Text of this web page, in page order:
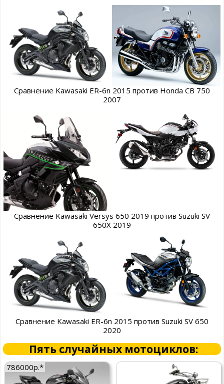
Сравнение Kawasaki ER-6n 2015 против Honda CB 750
2007
Сравнение Kawasaki Versys 650 2019 против Suzuki SV
650X 2019
Сравнение Kawasaki ER-6n 2015 против Suzuki SV 650
2020
Пять случайных мотоциклов:
786000р.*